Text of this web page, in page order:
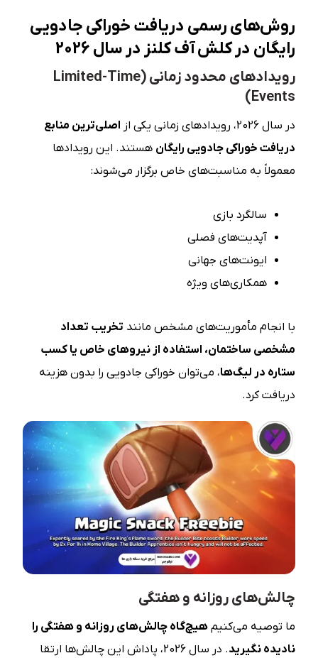
روش‌های رسمی دریافت خوراکی جادویی
رایگان در کلش آف کلنز در سال 2026
رویدادهای محدود زمانی (Limited-Time
Events)
در سال 2026، رویدادهای زمانی یکی از
اصلی‌ترین منابع
دریافت خوراکی جادویی رایگان هستند. این رویدادها
معمولاً به مناسبت‌های خاص برگزار می‌شوند:
سالگرد بازی
آپدیت‌های فصلی
ایونت‌های جهانی
همکاری‌های ویژه
با انجام مأموریت‌های مشخص مانند تخریب تعداد
مشخصی ساختمان، استفاده از نیروهای خاص یا کسب
ستاره در لیگ‌ها، می‌توان خوراکی جادویی را بدون هزینه
دریافت کرد.
چالش‌های روزانه و هفتگی
ما توصیه می‌کنیمهیچ‌گاه چالش‌های روزانه و هفتگی را
نادیده نگیرید
. در سال 2026، پاداش این چالش‌ها ارتقا